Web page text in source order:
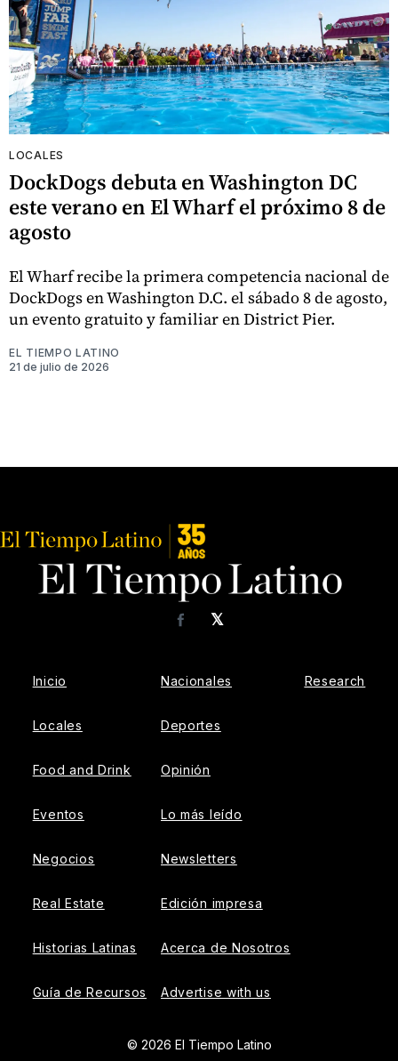
LOCALES
DockDogs debuta en Washington DC
este verano en El Wharf el próximo 8 de
agosto
El Wharf recibe la primera competencia nacional de
DockDogs en Washington D.C. el sábado 8 de agosto,
un evento gratuito y familiar en District Pier.
EL TIEMPO LATINO
21 de julio de 2026
𝕏
Facebook
Inicio
Locales
Food and Drink
Eventos
Negocios
Real Estate
Historias Latinas
Guía de Recursos
Nacionales
Deportes
Opinión
Lo más leído
Newsletters
Edición impresa
Acerca de Nosotros
Advertise with us
Research
© 2026 El Tiempo Latino